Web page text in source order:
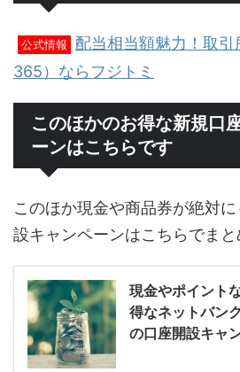
公式情報
配当相当額魅力！取
365）ならフジトミ
このほかのお得な新規口
ーンはこちらです
このほか現金や商品券が絶対
設キャンペーンはこちらでまと
現金やポイント
得なネットバン
の口座開設キャ